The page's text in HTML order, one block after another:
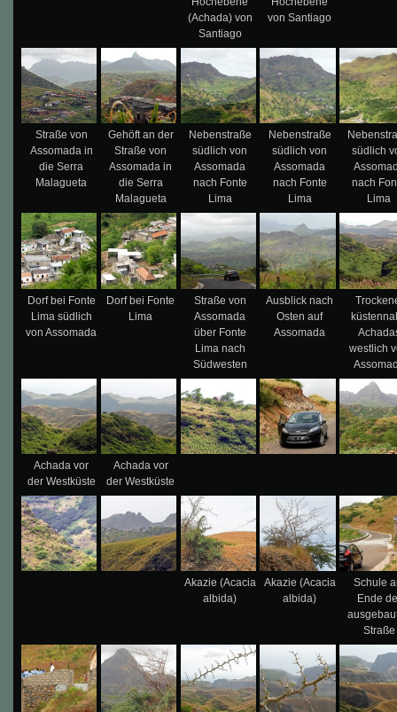
(Achada) von
Santiago
von Santiago
Straße von
Assomada in
die Serra
Malagueta
Gehöft an der
Straße von
Assomada in
die Serra
Malagueta
Nebenstraße
südlich von
Assomada
nach Fonte
Lima
Nebenstraße
südlich von
Assomada
nach Fonte
Lima
südlich
nach
Lima
Dorf bei Fonte
Lima südlich
von Assomada
Dorf bei Fonte
Lima
Straße von
Assomada
über Fonte
Lima nach
Südwesten
Ausblick nach
Osten auf
Assomada
westlich
Achada vor
der Westküste
Achada vor
der Westküste
Akazie (Acacia
albida)
Akazie (Acacia
albida)
Schule
Ende
Straße